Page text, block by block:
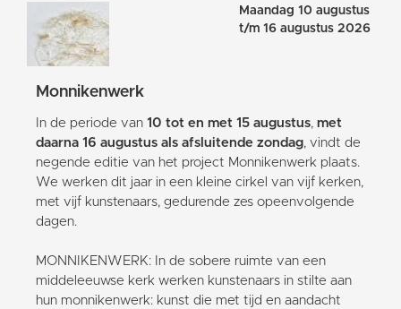
Maandag 10 augustus
t/m 16 augustus 2026
Monnikenwerk
In de periode van 10 tot en met 15 augustus, met
daarna 16 augustus als afsluitende zondag, vindt de
negende editie van het project Monnikenwerk plaats.
We werken dit jaar in een kleine cirkel van vijf kerken,
met vijf kunstenaars, gedurende zes opeenvolgende
dagen.
MONNIKENWERK: In de sobere ruimte van een
middeleeuwse kerk werken kunstenaars in stilte aan
hun monnikenwerk: kunst die met tijd en aandacht